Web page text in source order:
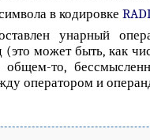
в кодировке
унарный
может быть, как
то,
оператором и